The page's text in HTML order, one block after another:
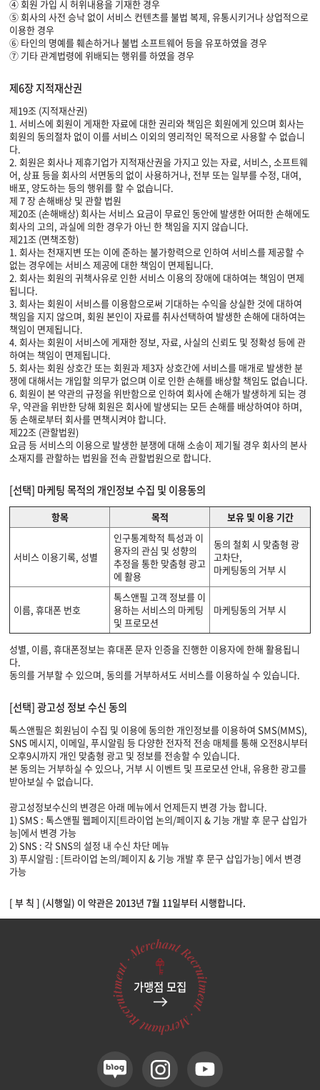
④ 회원 가입 시 허위내용을 기재한 경우
⑤ 회사의 사전 승낙 없이 서비스 컨텐츠를 불법 복제, 유통시키거나 상업적으로
이용한 경우
⑥ 타인의 명예를 훼손하거나 불법 소프트웨어 등을 유포하였을 경우
⑦ 기타 관계법령에 위배되는 행위를 하였을 경우
제6장 지적재산권
제19조 (지적재산권)
1. 서비스에 회원이 게재한 자료에 대한 권리와 책임은 회원에게 있으며 회사는
회원의 동의절차 없이 이를 서비스 이외의 영리적인 목적으로 사용할 수 없습니
다.
2. 회원은 회사나 제휴기업가 지적재산권을 가지고 있는 자료, 서비스, 소프트웨
어, 상표 등을 회사의 서면동의 없이 사용하거나, 전부 또는 일부를 수정, 대여,
배포, 양도하는 등의 행위를 할 수 없습니다.
제 7 장 손해배상 및 관할 법원
제20조 (손해배상) 회사는 서비스 요금이 무료인 동안에 발생한 어떠한 손해에도
회사의 고의, 과실에 의한 경우가 아닌 한 책임을 지지 않습니다.
제21조 (면책조항)
1. 회사는 천재지변 또는 이에 준하는 불가항력으로 인하여 서비스를 제공할 수
없는 경우에는 서비스 제공에 대한 책임이 면제됩니다.
2. 회사는 회원의 귀책사유로 인한 서비스 이용의 장애에 대하여는 책임이 면제
됩니다.
3. 회사는 회원이 서비스를 이용함으로써 기대하는 수익을 상실한 것에 대하여
책임을 지지 않으며, 회원 본인이 자료를 취사선택하여 발생한 손해에 대하여는
책임이 면제됩니다.
4. 회사는 회원이 서비스에 게재한 정보, 자료, 사실의 신뢰도 및 정확성 등에 관
하여는 책임이 면제됩니다.
5. 회사는 회원 상호간 또는 회원과 제3자 상호간에 서비스를 매개로 발생한 분
쟁에 대해서는 개입할 의무가 없으며 이로 인한 손해를 배상할 책임도 없습니다.
6. 회원이 본 약관의 규정을 위반함으로 인하여 회사에 손해가 발생하게 되는 경
우, 약관을 위반한 당해 회원은 회사에 발생되는 모든 손해를 배상하여야 하며,
동 손해로부터 회사를 면책시켜야 합니다.
제22조 (관할법원)
요금 등 서비스의 이용으로 발생한 분쟁에 대해 소송이 제기될 경우 회사의 본사
소재지를 관할하는 법원을 전속 관할법원으로 합니다.
[선택] 마케팅 목적의 개인정보 수집 및 이용동의
항목 목적 보유 및 이용 기간
서비스 이용기록, 성별
인구통계학적 특성과 이
용자의 관심 및 성향의
추정을 통한 맞춤형 광고
에 활용
동의 철회 시 맞춤형 광
고차단,
마케팅동의 거부 시
이름, 휴대폰 번호
톡스앤필 고객 정보를 이
용하는 서비스의 마케팅
및 프로모션
마케팅동의 거부 시
성별, 이름, 휴대폰정보는 휴대폰 문자 인증을 진행한 이용자에 한해 활용됩니
다.
동의를 거부할 수 있으며, 동의를 거부하셔도 서비스를 이용하실 수 있습니다.
[선택] 광고성 정보 수신 동의
톡스앤필은 회원님이 수집 및 이용에 동의한 개인정보를 이용하여 SMS(MMS),
SNS 메시지, 이메일, 푸시알림 등 다양한 전자적 전송 매체를 통해 오전8시부터
오후9시까지 개인 맞춤형 광고 및 정보를 전송할 수 있습니다.
본 동의는 거부하실 수 있으나, 거부 시 이벤트 및 프로모션 안내, 유용한 광고를
받아보실 수 없습니다.
광고성정보수신의 변경은 아래 메뉴에서 언제든지 변경 가능 합니다.
1) SMS : 톡스앤필 웹페이지[트라이업 논의/페이지 & 기능 개발 후 문구 삽입가
능]에서 변경 가능
2) SNS : 각 SNS의 설정 내 수신 차단 메뉴
3) 푸시알림 : [트라이업 논의/페이지 & 기능 개발 후 문구 삽입가능] 에서 변경
가능
[ 부 칙 ] (시행일) 이 약관은 2013년 7월 11일부터 시행합니다.
가맹점 모집